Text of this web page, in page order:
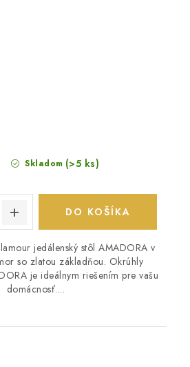
Skladom (>5 ks)
DO KOŠÍKA
jedálenský stôl AMADORA v
so zlatou základňou. Okrúhly
je ideálnym riešením pre vašu
domácnosť....